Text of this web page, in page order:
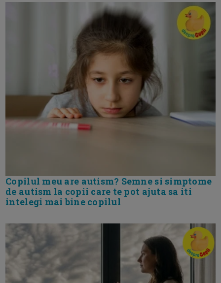
Copilul meu are autism? Semne si simptome
de autism la copii care te pot ajuta sa iti
intelegi mai bine copilul